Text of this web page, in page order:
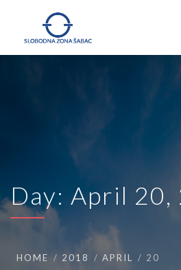
Day: April 20,
HOME 2018 APRIL 20